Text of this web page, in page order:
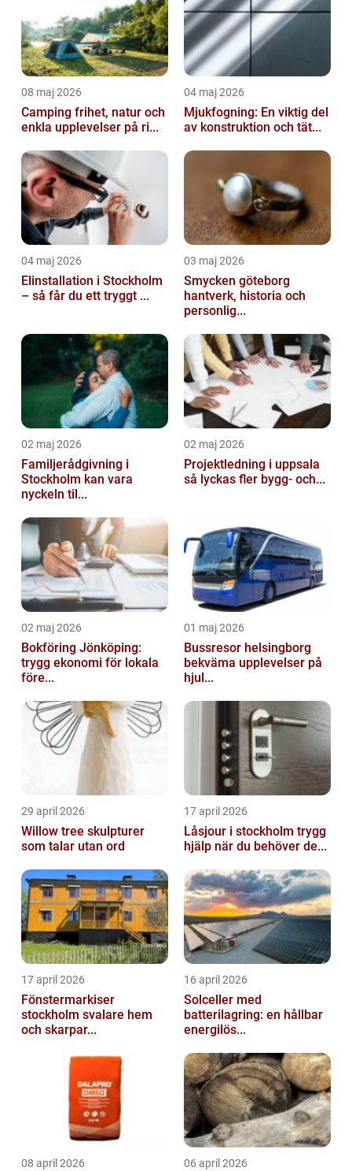
08 maj 2026
Camping frihet, natur och
enkla upplevelser på ri...
04 maj 2026
Mjukfogning: En viktig del
av konstruktion och tät...
04 maj 2026
Elinstallation i Stockholm
– så får du ett tryggt ...
03 maj 2026
Smycken göteborg
hantverk, historia och
personlig...
02 maj 2026
Familjerådgivning i
Stockholm kan vara
nyckeln til...
02 maj 2026
Projektledning i uppsala
så lyckas fler bygg- och...
02 maj 2026
Bokföring Jönköping:
trygg ekonomi för lokala
före...
01 maj 2026
Bussresor helsingborg
bekväma upplevelser på
hjul...
29 april 2026
Willow tree skulpturer
som talar utan ord
17 april 2026
Låsjour i stockholm trygg
hjälp när du behöver de...
17 april 2026
Fönstermarkiser
stockholm svalare hem
och skarpar...
16 april 2026
Solceller med
batterilagring: en hållbar
energilös...
08 april 2026 06 april 2026